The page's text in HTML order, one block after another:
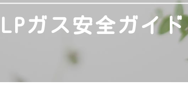
LPガス安全ガイド